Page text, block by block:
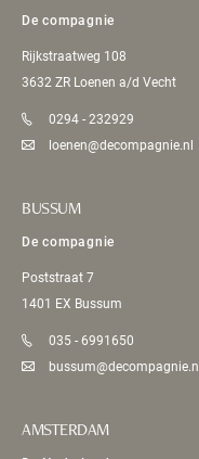
De compagnie
Rijkstraatweg 108
3632 ZR Loenen a/d Vecht
0294 - 232929
loenen@decompagnie.nl
BUSSUM
De compagnie
Poststraat 7
1401 EX Bussum
035 - 6991650
bussum@decompagnie.nl
AMSTERDAM